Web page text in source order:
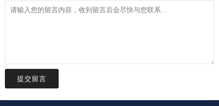
提交留言